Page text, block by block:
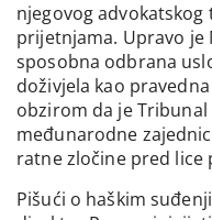
njegovog
prijetnjama. Upravo je
sposobna odbrana
doživjela kao
obzirom da je
međunarodne
ratne zločine pred lice
Pišući o haškim